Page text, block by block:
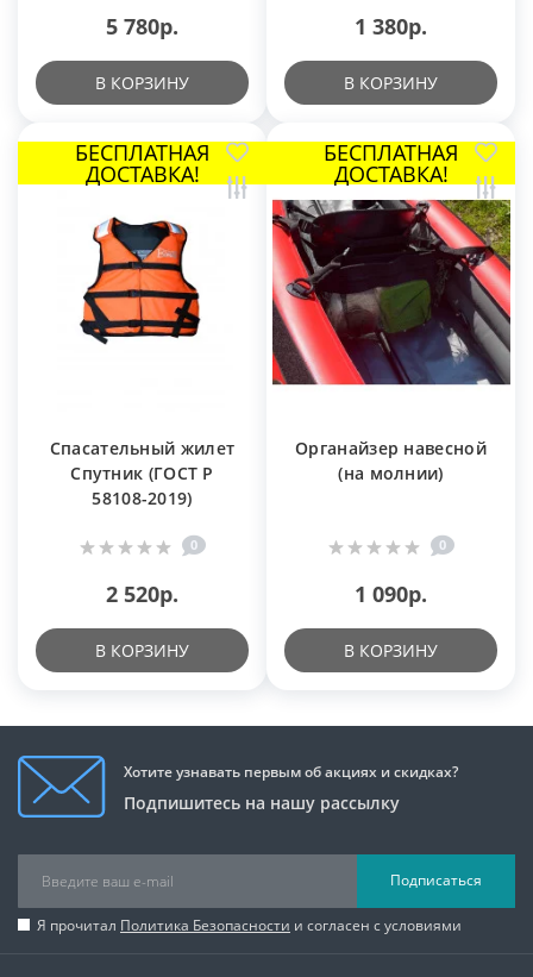
5 780р.
В КОРЗИНУ
1 380р.
В КОРЗИНУ
БЕСПЛАТНАЯ
ДОСТАВКА!
Спасательный жилет
Cпутник (ГОСТ Р
58108-2019)
0
2 520р.
В КОРЗИНУ
БЕСПЛАТНАЯ
ДОСТАВКА!
Органайзер навесной
(на молнии)
0
1 090р.
В КОРЗИНУ
Хотите узнавать первым об акциях и скидках?
Подпишитесь на нашу рассылку
Подписаться
Я прочитал Политика Безопасности и согласен с условиями